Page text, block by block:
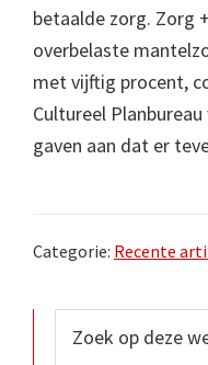
betaalde zorg. Zorg
overbelaste
met vijftig procent,
Cultureel
gaven aan dat er
Categorie: Recente
Primaire
op